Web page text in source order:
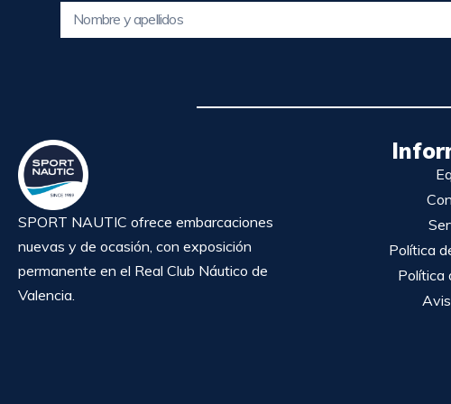
SPORT NAUTIC ofrece embarcaciones
nuevas y de ocasión, con exposición
permanente en el Real Club Náutico de
Valencia.
Política
Política